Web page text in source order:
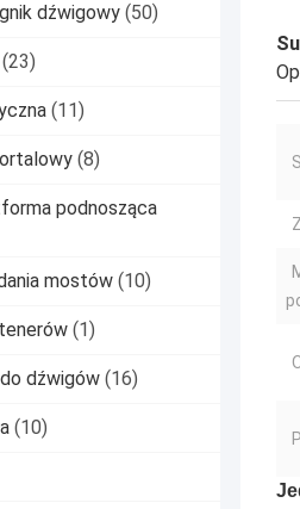
dźwigowy (50)
(23)
(11)
(8)
podnosząca
mostów (10)
(1)
dźwigów (16)
(10)